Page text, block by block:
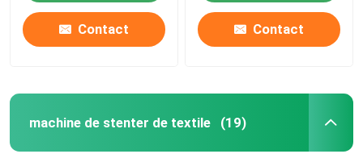
Contact Contact
machine de stenter de textile (19)